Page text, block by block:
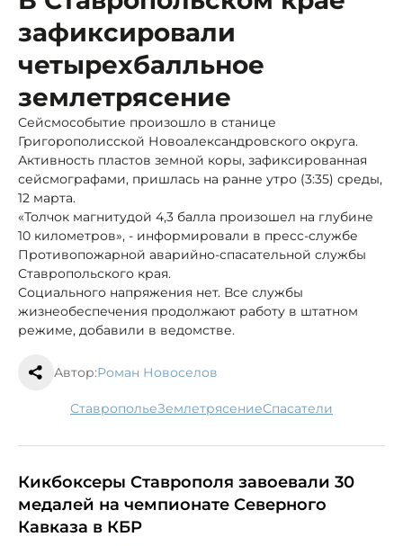
зафиксировали
четырехбалльное
землетрясение
Сейсмособытие произошло в станице
Григорополисской Новоалександровского округа.
Активность пластов земной коры, зафиксированная
сейсмографами, пришлась на ранне утро (3:35) среды,
12 марта.
«Толчок магнитудой 4,3 балла произошел на глубине
10 километров», - информировали в пресс-службе
Противопожарной аварийно-спасательной службы
Ставропольского края.
Социального напряжения нет. Все службы
жизнеобеспечения продолжают работу в штатном
режиме, добавили в ведомстве.
Автор:Роман Новоселов
Ставрополье землетрясение спасатели
Кикбоксеры Ставрополя завоевали 30
медалей на чемпионате Северного
Кавказа в КБР